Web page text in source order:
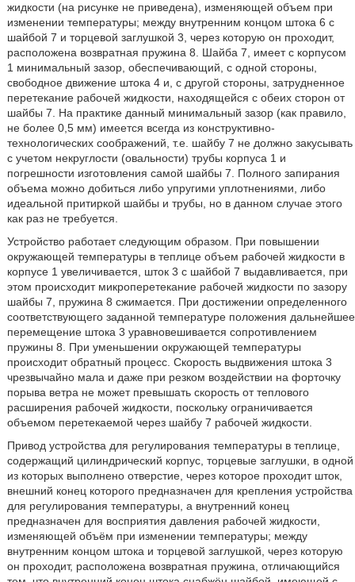
жидкости (на рисунке не приведена), изменяющей объем при
изменении температуры; между внутренним концом штока 6 с
шайбой 7 и торцевой заглушкой 3, через которую он проходит,
расположена возвратная пружина 8. Шайба 7, имеет с корпусом
1 минимальный зазор, обеспечивающий, с одной стороны,
свободное движение штока 4 и, с другой стороны, затрудненное
перетекание рабочей жидкости, находящейся с обеих сторон от
шайбы 7. На практике данный минимальный зазор (как правило,
не более 0,5 мм) имеется всегда из конструктивно-
технологических соображений, т.е. шайбу 7 не должно закусывать
с учетом некруглости (овальности) трубы корпуса 1 и
погрешности изготовления самой шайбы 7. Полного запирания
объема можно добиться либо упругими уплотнениями, либо
идеальной притиркой шайбы и трубы, но в данном случае этого
как раз не требуется.
Устройство работает следующим образом. При повышении
окружающей температуры в теплице объем рабочей жидкости в
корпусе 1 увеличивается, шток 3 с шайбой 7 выдавливается, при
этом происходит микроперетекание рабочей жидкости по зазору
шайбы 7, пружина 8 сжимается. При достижении определенного
соответствующего заданной температуре положения дальнейшее
перемещение штока 3 уравновешивается сопротивлением
пружины 8. При уменьшении окружающей температуры
происходит обратный процесс. Скорость выдвижения штока 3
чрезвычайно мала и даже при резком воздействии на форточку
порыва ветра не может превышать скорость от теплового
расширения рабочей жидкости, поскольку ограничивается
объемом перетекаемой через шайбу 7 рабочей жидкости.
Привод устройства для регулирования температуры в теплице,
содержащий цилиндрический корпус, торцевые заглушки, в одной
из которых выполнено отверстие, через которое проходит шток,
внешний конец которого предназначен для крепления устройства
для регулирования температуры, а внутренний конец
предназначен для восприятия давления рабочей жидкости,
изменяющей объём при изменении температуры; между
внутренним концом штока и торцевой заглушкой, через которую
он проходит, расположена возвратная пружина, отличающийся